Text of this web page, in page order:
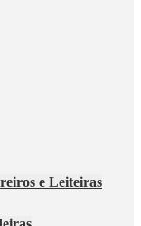
e Leiteiras